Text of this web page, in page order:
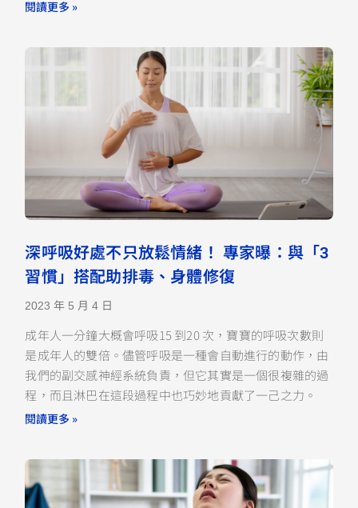
閱讀更多 »
深呼吸好處不只放鬆情緒！ 專家曝：與「3
習慣」搭配助排毒、身體修復
2023 年 5 月 4 日
成年人一分鐘大概會呼吸15 到20 次，寶寶的呼吸次數則
是成年人的雙倍。儘管呼吸是一種會自動進行的動作，由
我們的副交感神經系統負責，但它其實是一個很複雜的過
程，而且淋巴在這段過程中也巧妙地貢獻了一己之力。
閱讀更多 »